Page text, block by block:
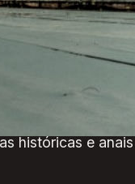
pinturas
sapiens que
a 10.000 anos
históricas e